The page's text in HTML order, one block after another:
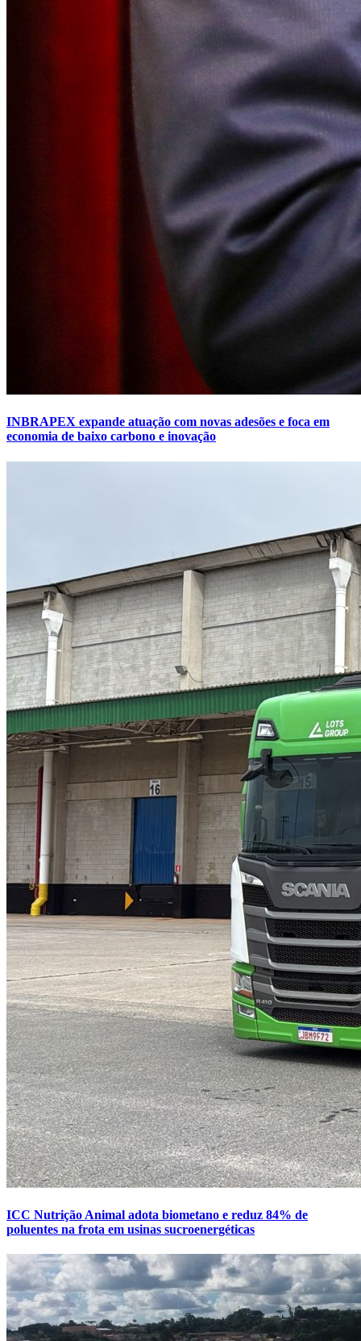
INBRAPEX expande atuação com novas adesões e foca em
economia de baixo carbono e inovação
ICC Nutrição Animal adota biometano e reduz 84% de
poluentes na frota em usinas sucroenergéticas